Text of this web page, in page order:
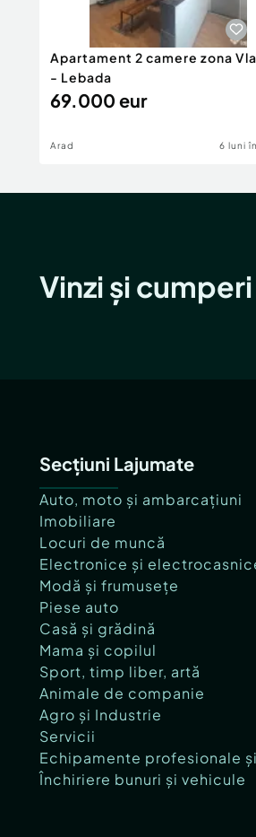
Apartament 2 camere zona
- Lebada
69.000 eur
Arad 6 luni
Vinzi și
Secțiuni Lajumate
Auto, moto și ambarcațiuni
Imobiliare
Locuri de muncă
Electronice și
Modă și frumusețe
Piese auto
Casă și grădină
Mama și copilul
Sport, timp liber, artă
Animale de companie
Agro și Industrie
Servicii
Echipamente profesionale
Închiriere bunuri și vehicule